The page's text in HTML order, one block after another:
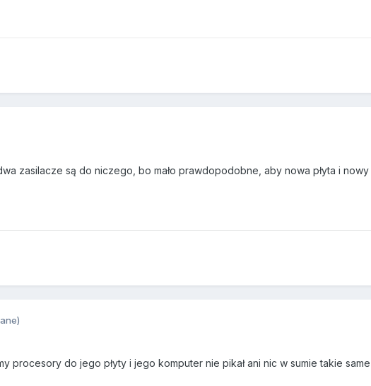
zasilacze są do niczego, bo mało prawdopodobne, aby nowa płyta i
procesory do jego płyty i jego komputer nie pikał ani nic w sumie takie